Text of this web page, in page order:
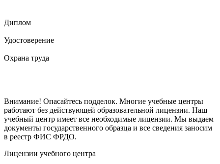
Диплом
Удостоверение
Охрана труда
Внимание! Опасайтесь подделок. Многие учебные центры
работают без действующей образовательной лицензии. Наш
учебный центр имеет все необходимые лицензии. Мы выдаем
документы государственного образца и все сведения заносим
в реестр ФИС ФРДО.
Лицензии учебного центра